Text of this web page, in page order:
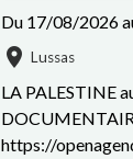
Du 17/08/2026
Lussas
LA PALESTINE
https://